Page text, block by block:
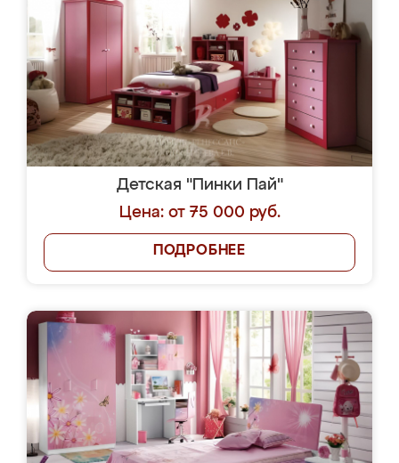
Детская "Пинки Пай"
Цена: от 75 000 руб.
ПОДРОБНЕЕ